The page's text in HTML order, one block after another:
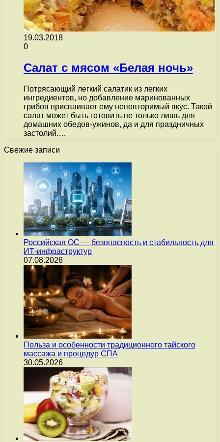
19.03.2018
0
Салат с мясом «Белая ночь»
Потрясающий легкий салатик из легких
ингредиентов, но добавление маринованных
грибов присваивает ему неповторимый вкус. Такой
салат может быть готовить не только лишь для
домашних обедов-ужинов, да и для праздничных
застолий.…
Свежие записи
Российская ОС — безопасность и стабильность для
ИТ-инфраструктур
07.08.2026
Польза и особенности традиционного тайского
массажа и процедур СПА
30.05.2026